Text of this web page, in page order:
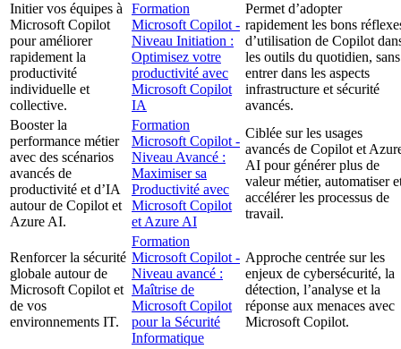
Initier vos équipes à
Microsoft Copilot
pour améliorer
rapidement la
productivité
individuelle et
collective.
Formation
Microsoft Copilot -
Niveau Initiation :
Optimisez votre
productivité avec
Microsoft Copilot
IA
Permet d’adopter
rapidement les bons
d’utilisation de Copilot
les outils du quotidien, sans
entrer dans les aspects
infrastructure et sécurité
avancés.
Booster la
performance métier
avec des scénarios
avancés de
productivité et d’IA
autour de Copilot et
Azure AI.
Formation
Microsoft Copilot -
Niveau Avancé :
Maximiser sa
Productivité avec
Microsoft Copilot
et Azure AI
Ciblée sur les usages
avancés de Copilot et
AI pour générer plus de
valeur métier, automatiser
accélérer les processus de
travail.
Renforcer la sécurité
globale autour de
Microsoft Copilot et
de vos
environnements IT.
Formation
Microsoft Copilot -
Niveau avancé :
Maîtrise de
Microsoft Copilot
pour la Sécurité
Informatique
Approche centrée sur les
enjeux de cybersécurité, la
détection, l’analyse et la
réponse aux menaces avec
Microsoft Copilot.